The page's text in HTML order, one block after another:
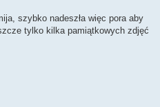
szybko nadeszła więc pora aby
tylko kilka pamiątkowych zdjęć